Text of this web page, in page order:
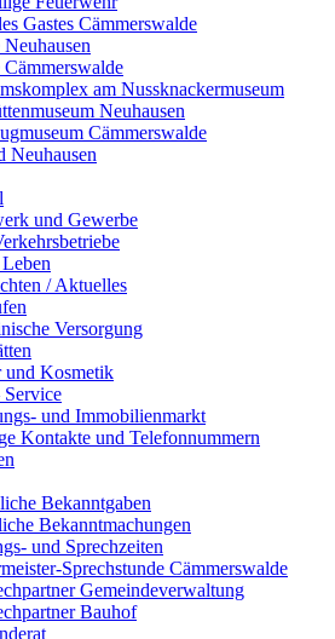
Gastes Cämmerswalde
am Nussknackermuseum
Neuhausen
Cämmerswalde
Neuhausen
und Gewerbe
/ Aktuelles
Versorgung
und Kosmetik
und Immobilienmarkt
Kontakte und Telefonnummern
Bekanntgaben
Bekanntmachungen
und Sprechzeiten
Sprechstunde Cämmerswalde
Gemeindeverwaltung
Bauhof